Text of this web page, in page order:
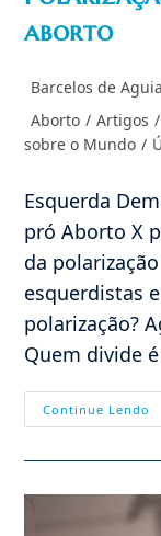
aborto
Autor
post:
Barcelos de
Categoria
do
Aborto / Artigos /
sobre o Mundo /
Esquerda
pró Aborto X
da
esquerdistas
polarização?
Quem divide
Continue Lendo